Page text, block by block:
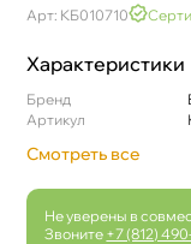
Арт: КБ010710
Характеристики
Бренд
Артикул
Смотреть все
Не уверены в
Звоните +7 (812)